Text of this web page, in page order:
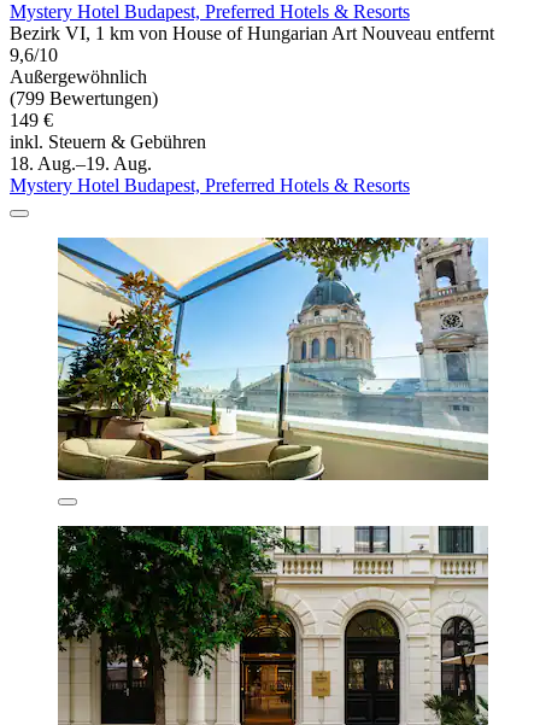
Mystery Hotel Budapest, Preferred Hotels & Resorts
Bezirk VI, 1 km von House of Hungarian Art Nouveau entfernt
9,6/10
Außergewöhnlich
(799 Bewertungen)
149 €
inkl. Steuern & Gebühren
18. Aug.–19. Aug.
Mystery Hotel Budapest, Preferred Hotels & Resorts